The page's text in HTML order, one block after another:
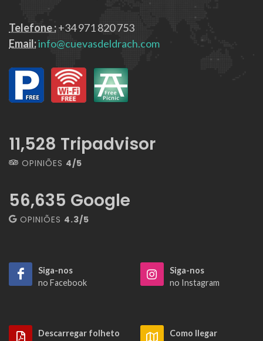
Telefone :+34 971 820 753
Email:info@cuevasdeldrach.com
13,267 Tripadvisor
OPINIÕES 4/5
56,635 Google
OPINIÕES 4.3/5
Siga-nos
no Facebook
Siga-nos
no Instagram
Descarregar folheto
Como llegar